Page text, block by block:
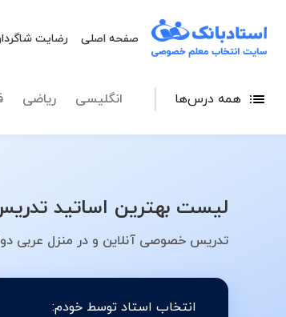
صفحه اصلی رضایت
همه درس‌ها انگلیسی ریاضی
لیست بهترین اساتید
تدریس خصوصی آنلاین و در منزل عربی
انتخاب استاد توسط خودم: